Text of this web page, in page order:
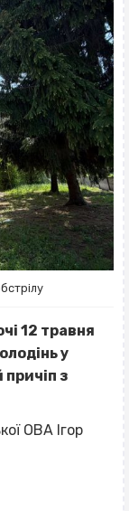
12 травня
у
з
ОВА Ігор